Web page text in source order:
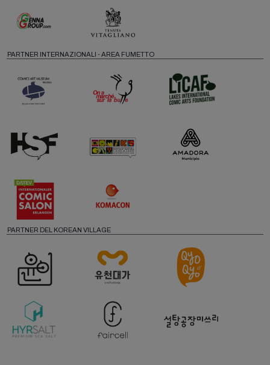
PARTNER INTERNAZIONALI - AREA FUMETTO
PARTNER DEL KOREAN VILLAGE